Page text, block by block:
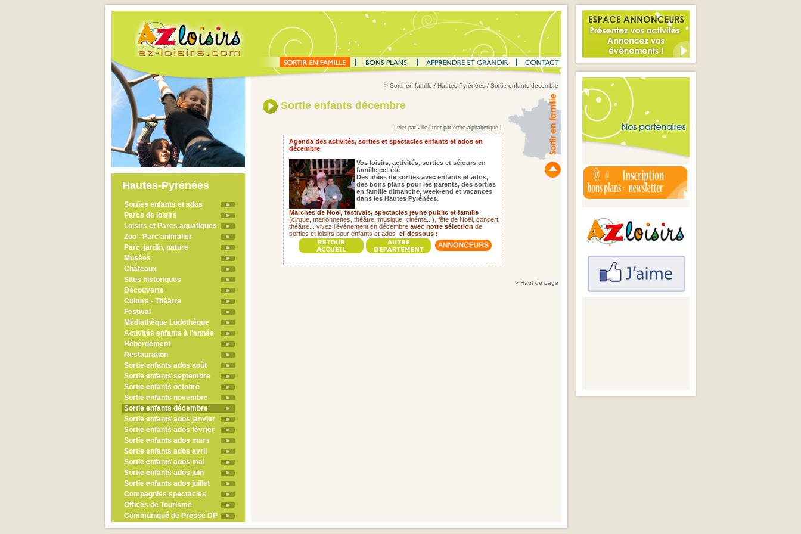
Hautes-Pyrénées
Sorties enfants et ados
Parcs de loisirs
Loisirs et Parcs aquatiques
Zoo - Parc animalier
Parc, jardin, nature
Musées
Châteaux
Sites historiques
Découverte
Culture - Théâtre
Festival
Médiathèque Ludothèque
Activités enfants à l'année
Hébergement
Restauration
Sortie enfants ados août
Sortie enfants septembre
Sortie enfants octobre
Sortie enfants novembre
Sortie enfants décembre
Sortie enfants ados janvier
Sortie enfants ados février
Sortie enfants ados mars
Sortie enfants ados avril
Sortie enfants ados mai
Sortie enfants ados juin
Sortie enfants ados juillet
Compagnies spectacles
Offices de Tourisme
Communiqué de Presse DP
> Sortir en famille / Hautes-Pyrénées / Sortie enfants décembre
Sortie enfants décembre
trier par ville trier par ordre alphabétique
Agenda des activités, sorties et spectacles enfants et ados en
décembre
Vos loisirs, activités, sorties et séjours en
famille cet été
Des idées de sorties avec enfants et ados,
des bons plans pour les parents, des sorties
en famille dimanche, week-end et vacances
dans les Hautes Pyrénées.
Marchés de Noël festivals, spectacles jeune public et famille
(cirque, marionnettes, théâtre, musique, cinéma...), fête de Noël, concert,
théâtre... vivez l’événement en décembre avec notre sélection de
sorties et loisirs pour enfants et ados ci-dessous :
> Haut de page